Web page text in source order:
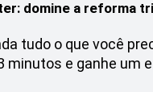
domine a reforma
tudo o que você
minutos e ganhe um